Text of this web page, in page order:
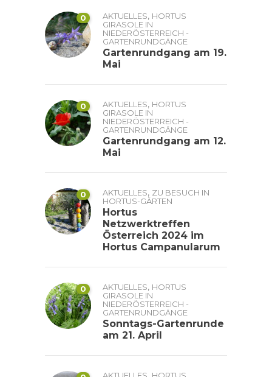
0 AKTUELLES, HORTUS
GIRASOLE IN
NIEDERÖSTERREICH -
GARTENRUNDGÄNGE
Gartenrundgang am 19.
Mai
0 AKTUELLES, HORTUS
GIRASOLE IN
NIEDERÖSTERREICH -
GARTENRUNDGÄNGE
Gartenrundgang am 12.
Mai
0 AKTUELLES, ZU BESUCH IN
HORTUS-GÄRTEN
Hortus
Netzwerktreffen
Österreich 2024 im
Hortus Campanularum
0 AKTUELLES, HORTUS
GIRASOLE IN
NIEDERÖSTERREICH -
GARTENRUNDGÄNGE
Sonntags-Gartenrunde
am 21. April